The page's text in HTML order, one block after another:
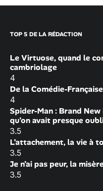
TOP 5 DE LA RÉDACTION
Le Virtuose, quand le
cambriolage
4
De la Comédie-
4
Spider-Man : Brand
qu’on avait presque
3.5
L’attachement, la vie à
3.5
Je n’ai pas peur, la
3.5